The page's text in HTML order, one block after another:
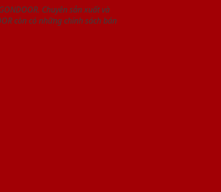
Chuyên sản xuất và
còn có những chính sách bán